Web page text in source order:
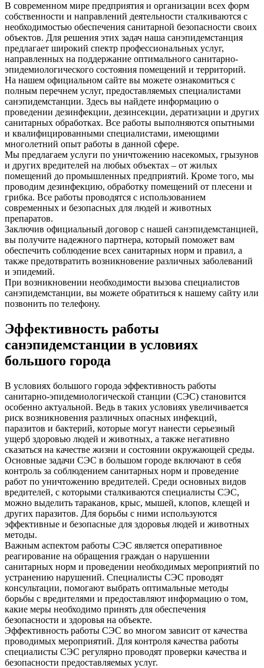
В современном мире предприятия и организации всех форм
собственности и направлений деятельности сталкиваются с
необходимостью обеспечения санитарной безопасности своих
объектов. Для решения этих задач наша санэпидемстанция
предлагает широкий спектр профессиональных услуг,
направленных на поддержание оптимального санитарно-
эпидемиологического состояния помещений и территорий.
На нашем официальном сайте вы можете ознакомиться с
полным перечнем услуг, предоставляемых специалистами
санэпидемстанции. Здесь вы найдете информацию о
проведении дезинфекции, дезинсекции, дератизации и других
санитарных обработках. Все работы выполняются опытными
и квалифицированными специалистами, имеющими
многолетний опыт работы в данной сфере.
Мы предлагаем услуги по уничтожению насекомых, грызунов
и других вредителей на любых объектах – от жилых
помещений до промышленных предприятий. Кроме того, мы
проводим дезинфекцию, обработку помещений от плесени и
грибка. Все работы проводятся с использованием
современных и безопасных для людей и животных
препаратов.
Заключив официальный договор с нашей санэпидемстанцией,
вы получите надежного партнера, который поможет вам
обеспечить соблюдение всех санитарных норм и правил, а
также предотвратить возникновение различных заболеваний
и эпидемий.
При возникновении необходимости вызова специалистов
санэпидемстанции, вы можете обратиться к нашему сайту или
позвонить по телефону.
Эффективность работы
санэпидемстанции в условиях
большого города
В условиях большого города эффективность работы
санитарно-эпидемиологической станции (СЭС) становится
особенно актуальной. Ведь в таких условиях увеличивается
риск возникновения различных опасных инфекций,
паразитов и бактерий, которые могут нанести серьезный
ущерб здоровью людей и животных, а также негативно
сказаться на качестве жизни и состоянии окружающей среды.
Основные задачи СЭС в большом городе включают в себя
контроль за соблюдением санитарных норм и проведение
работ по уничтожению вредителей. Среди основных видов
вредителей, с которыми сталкиваются специалисты СЭС,
можно выделить тараканов, крыс, мышей, клопов, клещей и
других паразитов. Для борьбы с ними используются
эффективные и безопасные для здоровья людей и животных
методы.
Важным аспектом работы СЭС является оперативное
реагирование на обращения граждан о нарушении
санитарных норм и проведении необходимых мероприятий по
устранению нарушений. Специалисты СЭС проводят
консультации, помогают выбрать оптимальные методы
борьбы с вредителями и предоставляют информацию о том,
какие меры необходимо принять для обеспечения
безопасности и здоровья на объекте.
Эффективность работы СЭС во многом зависит от качества
проводимых мероприятий. Для контроля качества работы
специалисты СЭС регулярно проводят проверки качества и
безопасности предоставляемых услуг.